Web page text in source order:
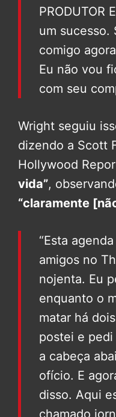
PRODUTOR
um sucesso.
comigo
Eu não vou
com seu
Wright seguiu
dizendo a Scott
Hollywood
vida”,
“claramente
“Esta
amigos no
nojenta. Eu
enquanto o
matar há
postei e pedi
a cabeça
ofício. E
disso. Aqui
chamado